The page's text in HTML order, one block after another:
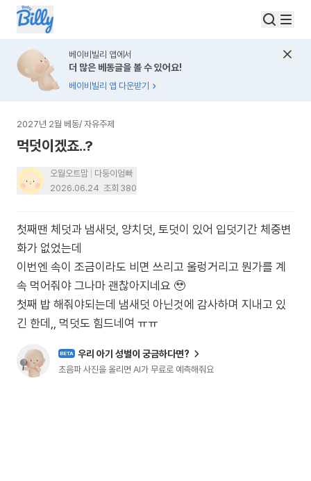
베이비빌리 앱에서
더 많은 베동글을 볼 수 있어요!
베이비빌리 앱 다운받기
2027년 2월 베동/ 자유주제
먹덧이겠죠..?
오월오트맘
다둥이엄빠
2026.06.24 조회 380
첫째땐 체덧과 냄새덧, 양치덧, 토덧이 있어 입덧기간 체중변
화가 없었는데
이번엔 속이 조금이라도 비면 쓰리고 울렁거리고 뭔가를 계
속 먹어줘야 그나마 괜찮아지네요 🥹
첫째 밥 해줘야되는데 냄새덧 아닌것에 감사하며 지내고 있
긴 한데,, 먹덧도 힘드네여 ㅠㅠ
BETA 우리 아기 성별이 궁금하다면?
초음파 사진을 올리면 AI가 무료로 예측해줘요